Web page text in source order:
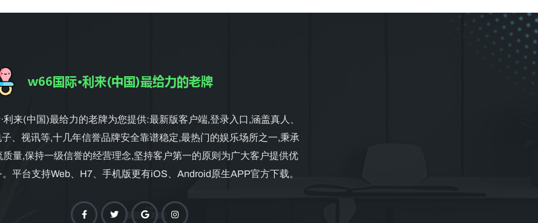
利来(中国)最给力的老牌为您提供:最新版客户端,登录入口,涵盖真人、
、视讯等,十几年信誉品牌安全靠谱稳定,最热门的娱乐场所之一,秉承
质量,保持一级信誉的经营理念,坚持客户第一的原则为广大客户提供优
。平台支持Web、H7、手机版更有iOS、Android原生APP官方下载。